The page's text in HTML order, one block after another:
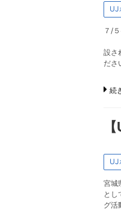
UJ
７/
設さ
ださ
続
UJ
宮城
とし
グ活